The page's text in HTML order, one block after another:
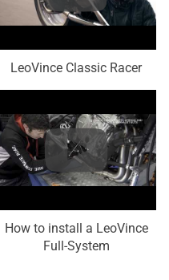
LeoVince Classic Racer
How to install a LeoVince
Full-System